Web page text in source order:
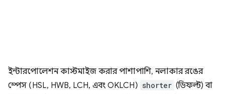
ইন্টারপোলেশন কাস্টমাইজ করার পাশাপাশি, নলাকার রঙের
স্পেস (HSL, HWB, LCH, এবং OKLCH) shorter (ডিফল্ট) বা